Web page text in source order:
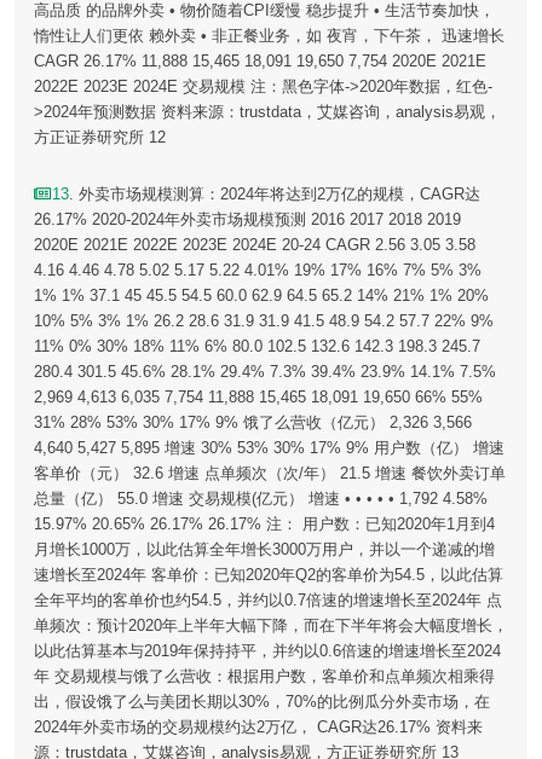
高品质 的品牌外卖 • 物价随着CPI缓慢 稳步提升 • 生活节奏加快，
惰性让人们更依 赖外卖 • 非正餐业务，如 夜宵，下午茶， 迅速增长
CAGR 26.17% 11,888 15,465 18,091 19,650 7,754 2020E 2021E
2022E 2023E 2024E 交易规模 注：黑色字体->2020年数据，红色-
>2024年预测数据 资料来源：trustdata，艾媒咨询，analysis易观，
方正证券研究所 12
13. 外卖市场规模测算：2024年将达到2万亿的规模，CAGR达
26.17% 2020-2024年外卖市场规模预测 2016 2017 2018 2019
2020E 2021E 2022E 2023E 2024E 20-24 CAGR 2.56 3.05 3.58
4.16 4.46 4.78 5.02 5.17 5.22 4.01% 19% 17% 16% 7% 5% 3%
1% 1% 37.1 45 45.5 54.5 60.0 62.9 64.5 65.2 14% 21% 1% 20%
10% 5% 3% 1% 26.2 28.6 31.9 31.9 41.5 48.9 54.2 57.7 22% 9%
11% 0% 30% 18% 11% 6% 80.0 102.5 132.6 142.3 198.3 245.7
280.4 301.5 45.6% 28.1% 29.4% 7.3% 39.4% 23.9% 14.1% 7.5%
2,969 4,613 6,035 7,754 11,888 15,465 18,091 19,650 66% 55%
31% 28% 53% 30% 17% 9% 饿了么营收（亿元） 2,326 3,566
4,640 5,427 5,895 增速 30% 53% 30% 17% 9% 用户数（亿） 增速
客单价（元） 32.6 增速 点单频次（次/年） 21.5 增速 餐饮外卖订单
总量（亿） 55.0 增速 交易规模(亿元） 增速 • • • • • 1,792 4.58%
15.97% 20.65% 26.17% 26.17% 注： 用户数：已知2020年1月到4
月增长1000万，以此估算全年增长3000万用户，并以一个递减的增
速增长至2024年 客单价：已知2020年Q2的客单价为54.5，以此估算
全年平均的客单价也约54.5，并约以0.7倍速的增速增长至2024年 点
单频次：预计2020年上半年大幅下降，而在下半年将会大幅度增长，
以此估算基本与2019年保持持平，并约以0.6倍速的增速增长至2024
年 交易规模与饿了么营收：根据用户数，客单价和点单频次相乘得
出，假设饿了么与美团长期以30%，70%的比例瓜分外卖市场，在
2024年外卖市场的交易规模约达2万亿， CAGR达26.17% 资料来
源：trustdata，艾媒咨询，analysis易观，方正证券研究所 13